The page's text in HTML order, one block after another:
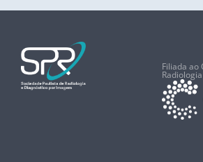
Filiada ao
Radiologia